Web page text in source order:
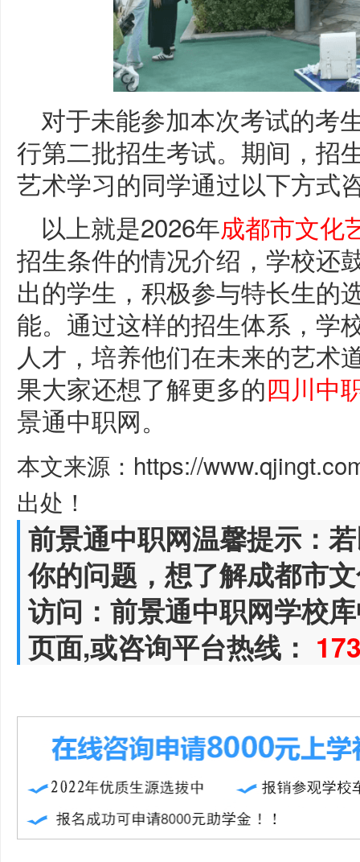
对于未能参加本次考试的考
行第二批招生考试。期间，招
艺术学习的同学通过以下方式
以上就是2026年成都市文化
招生条件的情况介绍，学校还
出的学生，积极参与特长生的
能。通过这样的招生体系，学
人才，培养他们在未来的艺术
果大家还想了解更多的四川中
景通中职网。
本文来源：https://
出处！
前景通中职网温馨提示：
你的问题，想了解成都市
访问：前景通中职网学校
页面,或咨询平台热线：